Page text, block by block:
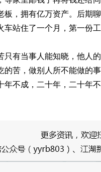
板，拥有亿万资产。后期
车站住了一个月，第一份
只有当事人能知晓，他人
的苦，做别人所不能做的
年不成，二十年，二十年